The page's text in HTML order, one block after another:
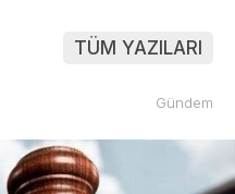
TÜM YAZILARI
Gündem